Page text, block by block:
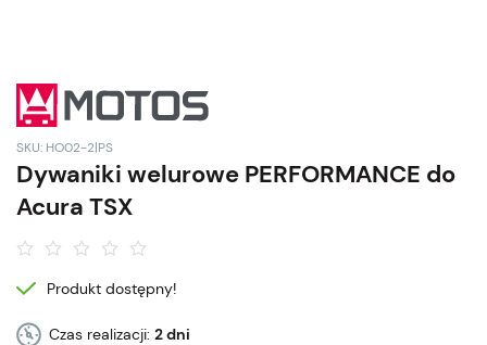
SKU: HO02-2|PS
Dywaniki welurowe PERFORMANCE do
Acura TSX
Produkt dostępny!
Czas realizacji: 2 dni